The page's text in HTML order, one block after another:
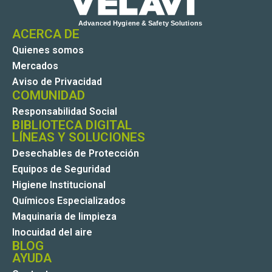
ACERCA DE
Quienes somos
Mercados
Aviso de Privacidad
COMUNIDAD
Responsabilidad Social
BIBLIOTECA DIGITAL
LÍNEAS Y SOLUCIONES
Desechables de Protección
Equipos de Seguridad
Higiene Institucional
Químicos Especializados
Maquinaria de limpieza
Inocuidad del aire
BLOG
AYUDA